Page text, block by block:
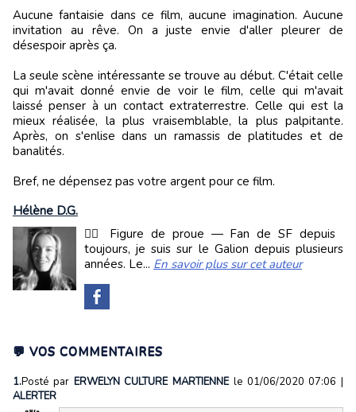
Aucune fantaisie dans ce film, aucune imagination. Aucune
invitation au rêve. On a juste envie d'aller pleurer de
désespoir après ça.
La seule scène intéressante se trouve au début. C'était celle
qui m'avait donné envie de voir le film, celle qui m'avait
laissé penser à un contact extraterrestre. Celle qui est la
mieux réalisée, la plus vraisemblable, la plus palpitante.
Après, on s'enlise dans un ramassis de platitudes et de
banalités.
Bref, ne dépensez pas votre argent pour ce film.
Hélène D.G.
🧜‍♀️ Figure de proue — Fan de SF depuis
toujours, je suis sur le Galion depuis plusieurs
années. Le... En savoir plus sur cet auteur
💬 VOS COMMENTAIRES
1.Posté par ERWELYN CULTURE MARTIENNE le 01/06/2020 07:06 |
ALERTER